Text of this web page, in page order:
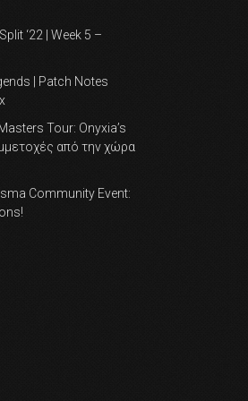
‘22 | Week 5 –
| Patch Notes
Tour: Onyxia’s
από την χώρα
Community Event: